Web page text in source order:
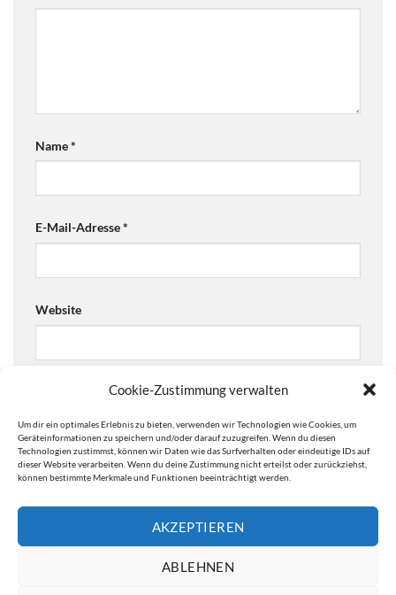
Cookie-Zustimmung verwalten
Um dir ein optimales Erlebnis zu bieten, verwenden wir Technologien wie Cookies, um
Geräteinformationen zu speichern und/oder darauf zuzugreifen. Wenn du diesen
Technologien zustimmst, können wir Daten wie das Surfverhalten oder eindeutige IDs auf
dieser Website verarbeiten. Wenn du deine Zustimmung nicht erteilst oder zurückziehst,
können bestimmte Merkmale und Funktionen beeinträchtigt werden.
AKZEPTIEREN
ABLEHNEN
Name*
E-Mail-Adresse*
Website
Ja, füge mich zu der Mailingliste hinzu!
Are you human? Please solve: